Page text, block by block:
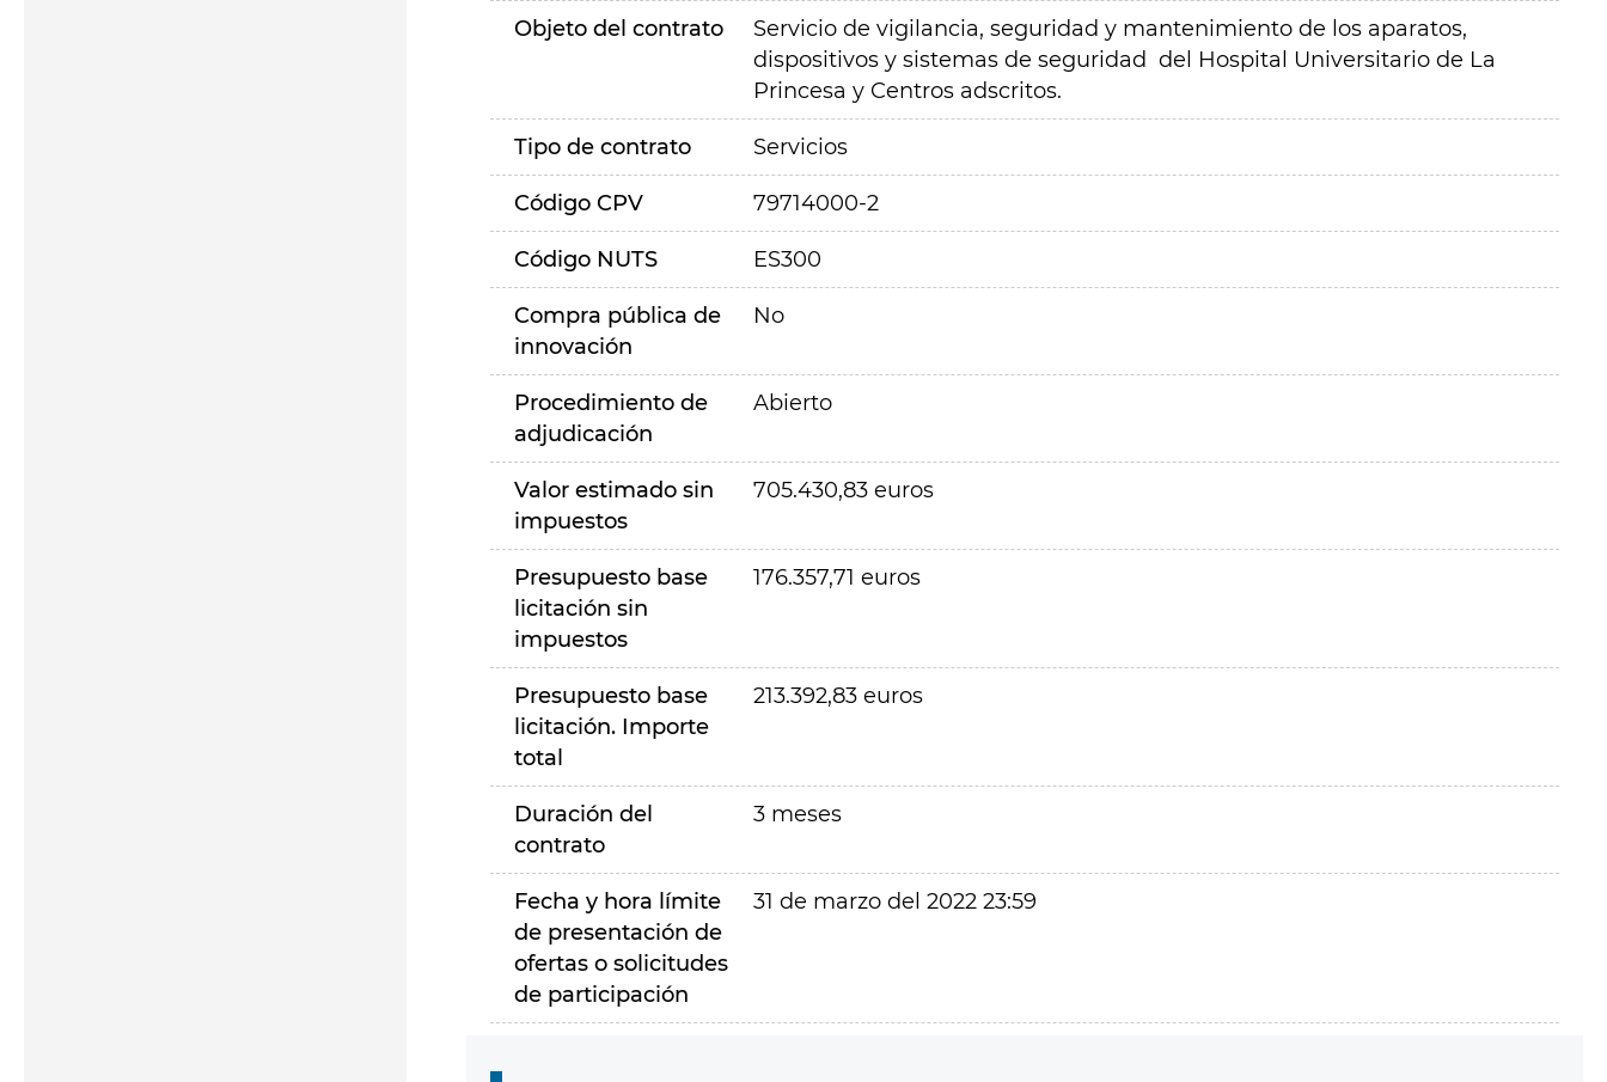
Objeto del contrato
Servicio de vigilancia, seguridad y mantenimiento de los aparatos,
dispositivos y sistemas de seguridad del Hospital Universitario de La
Princesa y Centros adscritos.
Tipo de contrato Servicios
Código CPV 79714000-2
Código NUTS ES300
Compra pública de
innovación
No
Procedimiento de
adjudicación
Abierto
Valor estimado sin
impuestos
705.430,83 euros
Presupuesto base
licitación sin
impuestos
176.357,71 euros
Presupuesto base
licitación. Importe
total
213.392,83 euros
Duración del
contrato
3 meses
Fecha y hora límite
de presentación de
ofertas o solicitudes
de participación
31 de marzo del 2022 23:59